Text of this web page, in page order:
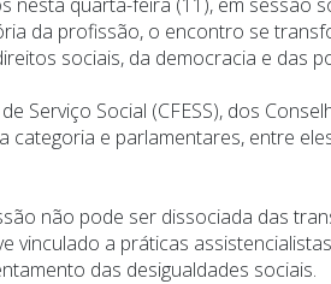
da profissão, o encontro se
sociais, da democracia e das
Serviço Social (CFESS), dos
categoria e parlamentares, entre
não pode ser dissociada das
vinculado a práticas
das desigualdades sociais.